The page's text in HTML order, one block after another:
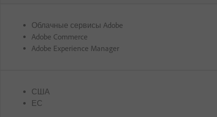
Облачные сервисы Adobe
Adobe Commerce
Adobe Experience Manager
США
ЕС